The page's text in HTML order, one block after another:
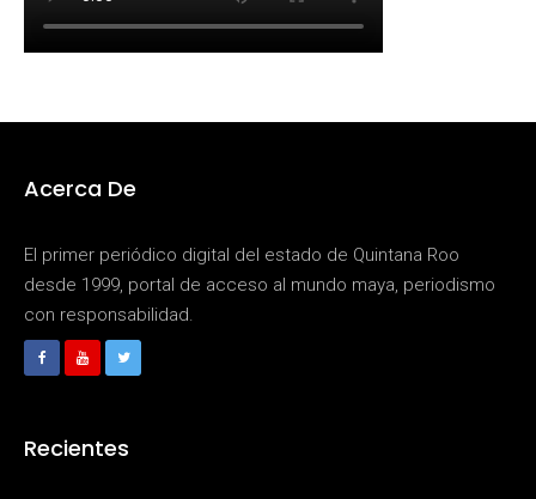
Acerca De
El primer periódico digital del estado de Quintana Roo
desde 1999, portal de acceso al mundo maya, periodismo
con responsabilidad.
Recientes